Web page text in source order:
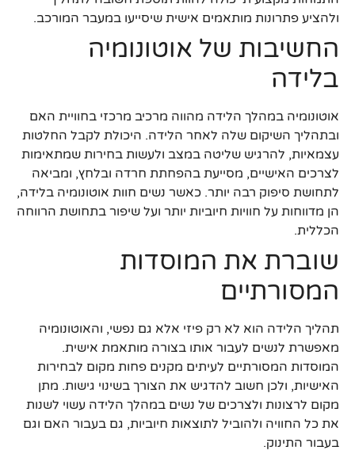
ולהציע פתרונות מותאמים אישית שיסייעו במעבר המורכב.
החשיבות של אוטונומיה
בלידה
אוטונומיה במהלך הלידה מהווה מרכיב מרכזי בחוויית האם
ובתהליך השיקום שלה לאחר הלידה. היכולת לקבל החלטות
עצמאיות, להרגיש שליטה במצב ולעשות בחירות שמתאימות
לצרכים האישיים, מסייעת בהפחתת חרדה ובלחץ, ומביאה
לתחושת סיפוק רבה יותר. כאשר נשים חוות אוטונומיה בלידה,
הן מדווחות על חוויות חיוביות יותר ועל שיפור בתחושת הרווחה
הכללית.
שוברת את המוסדות
המסורתיים
תהליך הלידה הוא לא רק פיזי אלא גם נפשי, והאוטונומיה
מאפשרת לנשים לעבור אותו בצורה מותאמת אישית.
המוסדות המסורתיים לעיתים מקנים פחות מקום לבחירות
האישיות, ולכן חשוב להדגיש את הצורך בשינוי גישות. מתן
מקום לרצונות ולצרכים של נשים במהלך הלידה עשוי לשנות
את כל החוויה ולהוביל לתוצאות חיוביות, גם בעבור האם וגם
בעבור התינוק.